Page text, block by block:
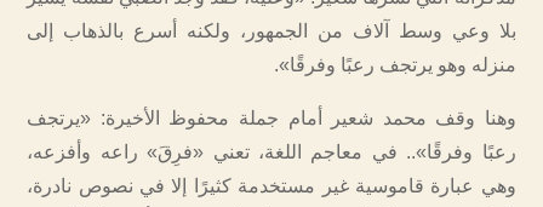
بلا وعي وسط آلاف من الجمهور، ولكنه أسرع بالذهاب إلى
منزله وهو يرتجف رعبًا وفرقًا».
وهنا وقف محمد شعير أمام جملة محفوظ الأخيرة: «يرتجف
رعبًا وفرقًا».. في معاجم اللغة، تعني «فرِقَ» راعه وأفزعه،
وهي عبارة قاموسية غير مستخدمة كثيرًا إلا في نصوص نادرة،